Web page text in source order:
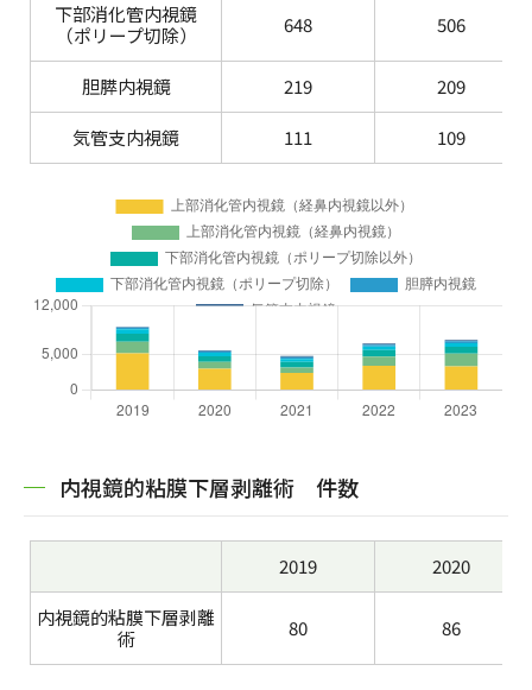
下部消化管内視鏡
（ポリープ切除）
648 506
胆膵内視鏡 219 209
気管支内視鏡 111 109
内視鏡的粘膜下層剥離術 件数
2019 2020
内視鏡的粘膜下層剥離
術
80 86